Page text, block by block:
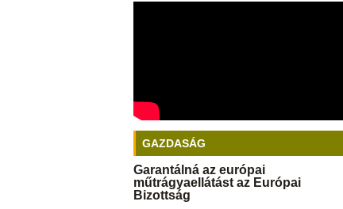
GAZDASÁG
Garantálná az európai
műtrágyaellátást az Európai
Bizottság